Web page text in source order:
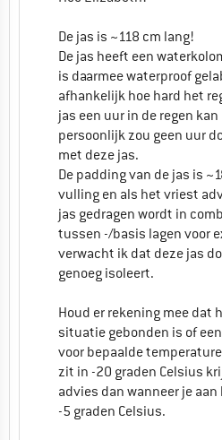
De jas is ~118 cm lang!
De jas heeft een
is daarmee waterproof
afhankelijk hoe hard het
jas een uur in de regen
persoonlijk zou geen uur
met deze jas.
De padding van de jas is
vulling en als het vriest
jas gedragen wordt in
tussen -/basis lagen voor
verwacht ik dat deze jas
genoeg isoleert.
Houd er rekening mee dat
situatie gebonden is of
voor bepaalde
zit in -20 graden Celsius
advies dan wanneer je
-5 graden Celsius.